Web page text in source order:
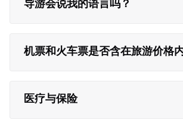
导游会说我的语言吗？
机票和火车票是否含在旅游价格
医疗与保险